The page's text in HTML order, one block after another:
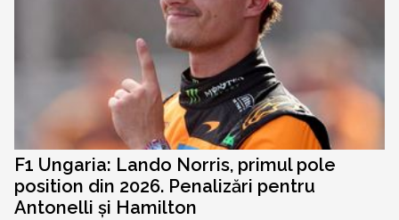
F1 Ungaria: Lando Norris, primul pole
position din 2026. Penalizări pentru
Antonelli și Hamilton